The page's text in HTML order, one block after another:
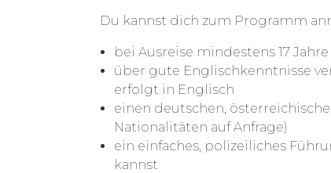
Du kannst dich zum Programm
bei Ausreise mindestens 17
über gute Englischkenntnisse
erfolgt in Englisch
einen deutschen,
Nationalitäten auf Anfrage)
ein einfaches, polizeiliches
kannst